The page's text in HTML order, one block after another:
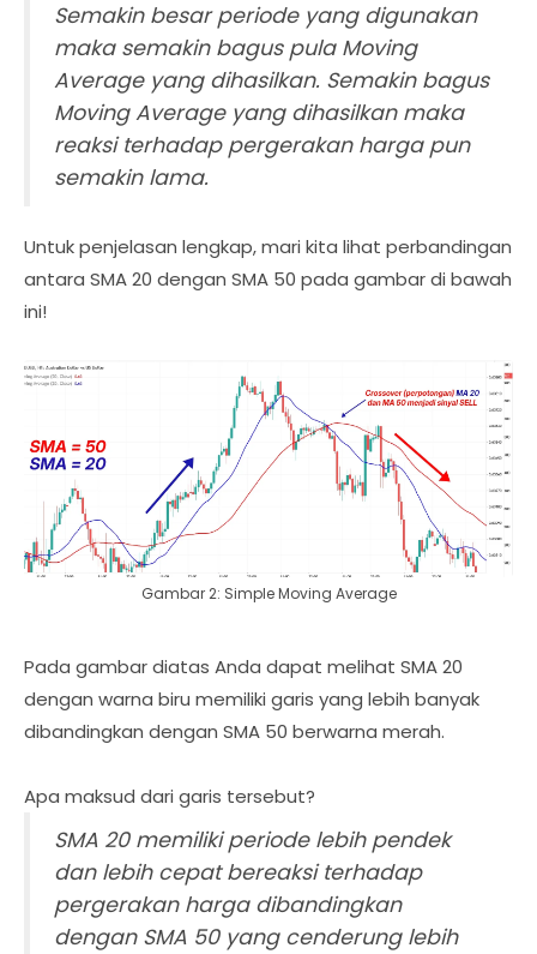
Semakin besar periode yang digunakan
maka semakin bagus pula Moving
Average yang dihasilkan. Semakin bagus
Moving Average yang dihasilkan maka
reaksi terhadap pergerakan harga pun
semakin lama.
Untuk penjelasan lengkap, mari kita lihat perbandingan
antara SMA 20 dengan SMA 50 pada gambar di bawah
ini!
Gambar 2: Simple Moving Average
Pada gambar diatas Anda dapat melihat SMA 20
dengan warna biru memiliki garis yang lebih banyak
dibandingkan dengan SMA 50 berwarna merah.
Apa maksud dari garis tersebut?
SMA 20 memiliki periode lebih pendek
dan lebih cepat bereaksi terhadap
pergerakan harga dibandingkan
dengan SMA 50 yang cenderung lebih